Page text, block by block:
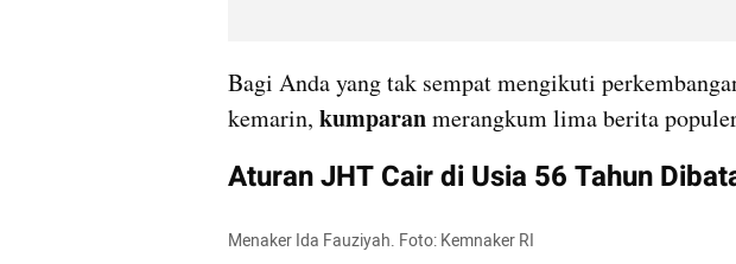
Bagi Anda yang tak sempat mengikuti
kemarin, kumparan merangkum lima berita
Aturan JHT Cair di Usia 56 Tahun
Menaker Ida Fauziyah. Foto: Kemnaker RI